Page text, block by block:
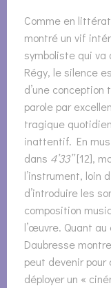
Comme en
montré un vif
symboliste qui
Régy, le silence
d’une
parole par
tragique
inattentif. En
dans 4’33’’[12],
l’instrument, loin
d’introduire les
composition
l’œuvre. Quant
Daubresse
peut devenir pour
déployer un «